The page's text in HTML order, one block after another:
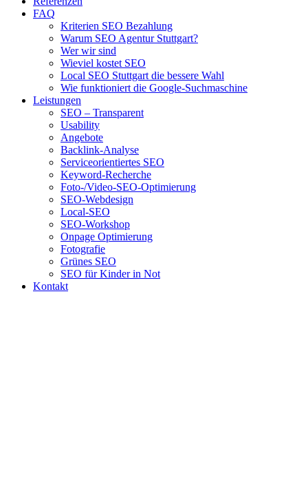
FAQ
Kriterien SEO Bezahlung
Warum SEO Agentur Stuttgart?
Wer wir sind
Wieviel kostet SEO
Local SEO Stuttgart die bessere Wahl
Wie funktioniert die Google-Suchmaschine
Leistungen
SEO – Transparent
Usability
Angebote
Backlink-Analyse
Serviceorientiertes SEO
Keyword-Recherche
Foto-/Video-SEO-Optimierung
SEO-Webdesign
Local-SEO
SEO-Workshop
Onpage Optimierung
Fotografie
Grünes SEO
SEO für Kinder in Not
Kontakt